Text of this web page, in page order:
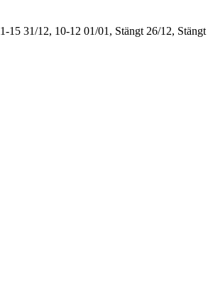
15 31/12, 10-12 01/01, Stängt 26/12, Stängt